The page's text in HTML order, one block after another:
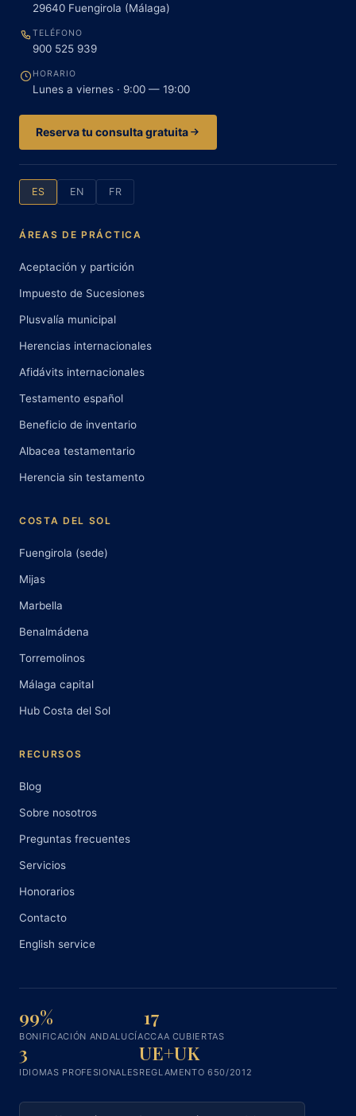
29640 Fuengirola (Málaga)
TELÉFONO
900 525 939
HORARIO
Lunes a viernes · 9:00 — 19:00
Reserva tu consulta gratuita
ES EN FR
ÁREAS DE PRÁCTICA
Aceptación y partición
Impuesto de Sucesiones
Plusvalía municipal
Herencias internacionales
Afidávits internacionales
Testamento español
Beneficio de inventario
Albacea testamentario
Herencia sin testamento
COSTA DEL SOL
Fuengirola (sede)
Mijas
Marbella
Benalmádena
Torremolinos
Málaga capital
Hub Costa del Sol
RECURSOS
Blog
Sobre nosotros
Preguntas frecuentes
Servicios
Honorarios
Contacto
English service
99%
BONIFICACIÓN ANDALUCÍA
17
CCAA CUBIERTAS
3
IDIOMAS PROFESIONALES
UE+UK
REGLAMENTO 650/2012